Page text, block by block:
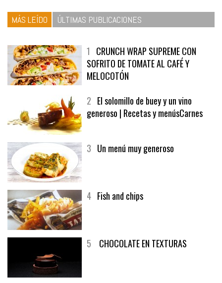
1CRUNCH WRAP SUPREME CON
SOFRITO DE TOMATE AL CAFÉ Y
MELOCOTÓN
2El solomillo de buey y un vino